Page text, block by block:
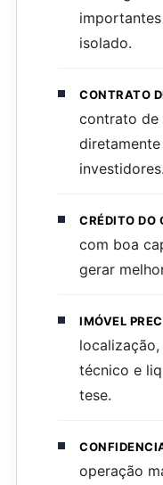
isolado.
CONTRATO
contrato de
investidores.
CRÉDITO DO
com boa
gerar
IMÓVEL
técnico e
tese.
operação